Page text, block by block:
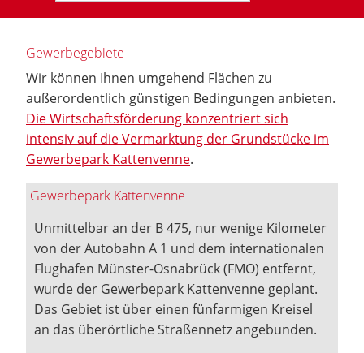
Gewerbegebiete
Wir können Ihnen umgehend Flächen zu
außerordentlich günstigen Bedingungen anbieten.
Die Wirtschaftsförderung konzentriert sich
intensiv auf die Vermarktung der Grundstücke im
Gewerbepark Kattenvenne.
Gewerbepark Kattenvenne
Unmittelbar an der B 475, nur wenige Kilometer
von der Autobahn A 1 und dem internationalen
Flughafen Münster-Osnabrück (FMO) entfernt,
wurde der Gewerbepark Kattenvenne geplant.
Das Gebiet ist über einen fünfarmigen Kreisel
an das überörtliche Straßennetz angebunden.